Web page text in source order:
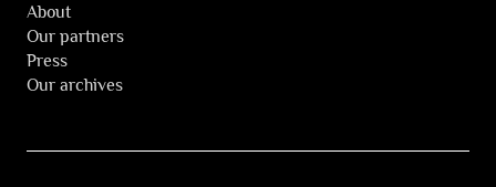
About
Our partners
Press
Our archives